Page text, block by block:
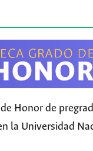
Honor de
la Universidad